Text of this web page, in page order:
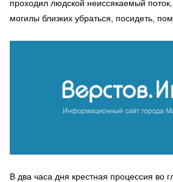
проходил людской неиссякаемый
могилы близких убраться, посидеть,
В два часа дня крестная процессия во